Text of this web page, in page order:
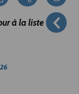
à la liste